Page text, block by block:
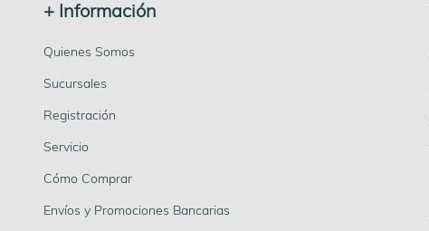
+ Información
Quienes Somos
Sucursales
Registración
Servicio
Cómo Comprar
Envíos y Promociones Bancarias